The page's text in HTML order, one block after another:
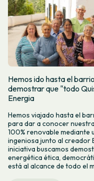
Hemos ido hasta el
demostrar que "todo
Energia
Hemos viajado hasta el
para dar a conocer
100% renovable mediante
ingeniosa junto al creador
iniciativa buscamos
energética ética,
está al alcance de todo el